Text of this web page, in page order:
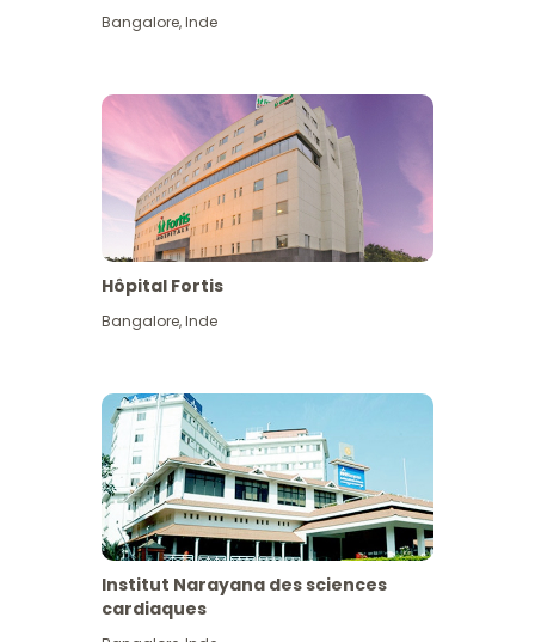
Bangalore,Inde
Hôpital Fortis
Bangalore,Inde
Institut Narayana des sciences
cardiaques